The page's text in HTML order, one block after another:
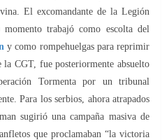
El excomandante de la Legión
trabajó como escolta del
y como rompehuelgas para reprimir
la CGT, fue posteriormente absuelto
Tormenta por un tribunal
Para los serbios, ahora atrapados
sugirió una campaña masiva de
que proclamaban “la victoria